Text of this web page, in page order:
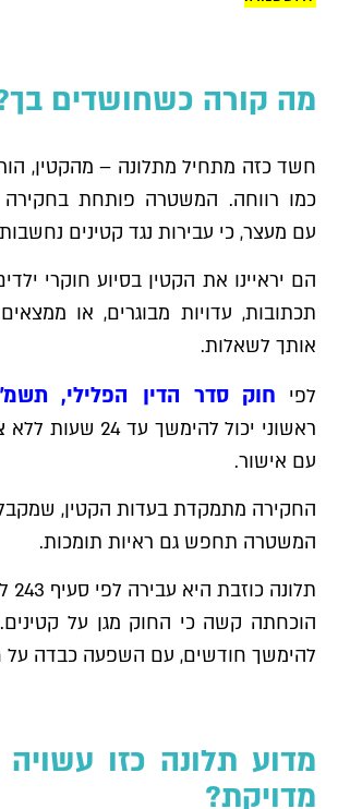
מה קורה כשחושדים
חשד כזה מתחיל מתלונה – מהקטין,
כמו רווחה. המשטרה פותחת בחקירה
עם מעצר, כי עבירות נגד קטינים
הם יראיינו את הקטין בסיוע חוקרי
תכתובות, עדויות מבוגרים, או ממצאים
אותך לשאלות.
לפי חוק סדר הדין הפלילי, תשמ"ב-
ראשוני יכול להימשך
עם אישור.
החקירה מתמקדת בעדות הקטין,
המשטרה תחפש גם ראיות תומכות.
הוכחתה קשה כי החוק מגן על
להימשך חודשים, עם השפעה כבדה על
מדוע תלונה כזו
מדויקת?